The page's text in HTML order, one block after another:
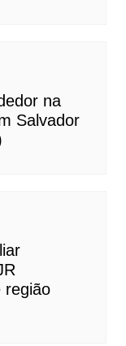
na
Salvador
região